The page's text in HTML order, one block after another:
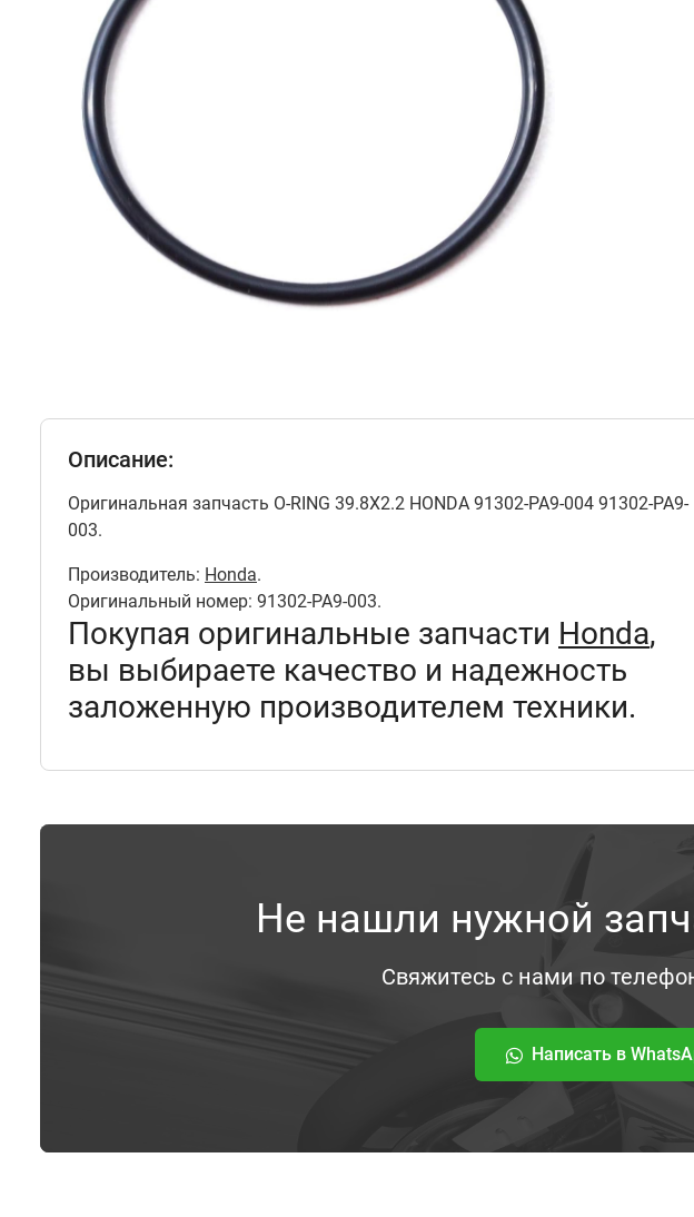
Описание:
Оригинальная запчасть O-RING 39.8X2.2 HONDA 91302-PA9-004 91302-PA9-
003.
Производитель: Honda.
Оригинальный номер: 91302-PA9-003.
Покупая оригинальные запчасти Honda,
вы выбираете качество и надежность
заложенную производителем техники.
Не нашли нужной
Свяжитесь с нами по
Написать в